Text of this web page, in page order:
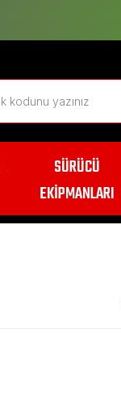
SÜRÜCÜ
EKİPMANLARI